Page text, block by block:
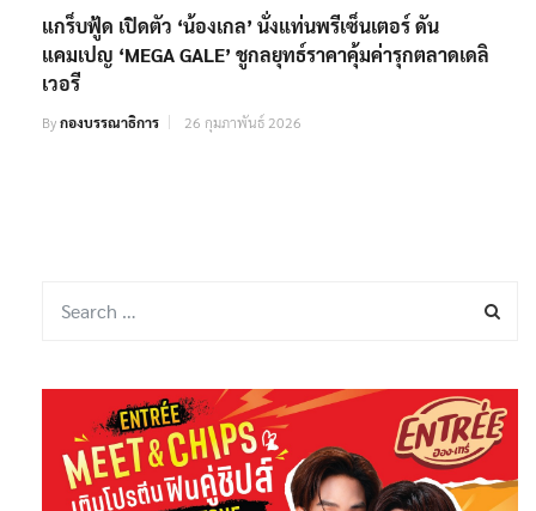
แกร็บฟู้ด เปิดตัว ‘น้องเกล’ นั่งแท่นพรีเซ็นเตอร์ ดัน
แคมเปญ ‘MEGA GALE’ ชูกลยุทธ์ราคาคุ้มค่ารุกตลาดเดลิ
เวอรี
Byกองบรรณาธิการ 26 กุมภาพันธ์ 2026